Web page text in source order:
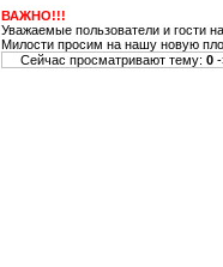
ВАЖНО!!!
Уважаемые пользователи и гости
Милости просим на нашу новую
Сейчас просматривают тему: 0